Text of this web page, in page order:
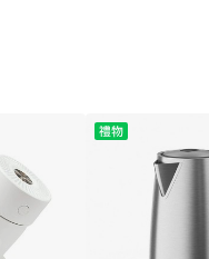
(Simple to choose)、在最短